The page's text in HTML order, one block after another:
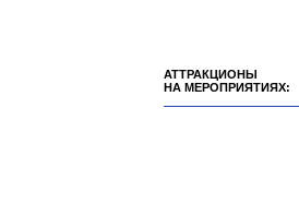
АТТРАКЦИОНЫ
НА МЕРОПРИЯТИЯХ: